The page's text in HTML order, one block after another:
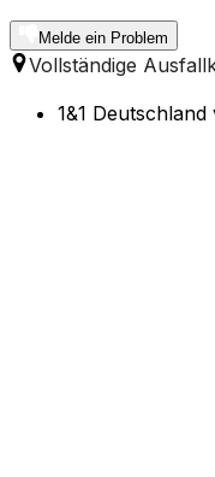
Melde ein Problem
Vollständige
1&1